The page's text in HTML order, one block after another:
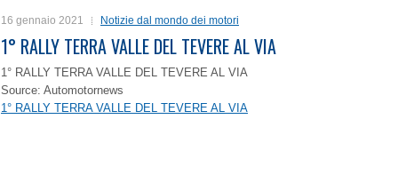
16 gennaio 2021 Notizie dal mondo dei motori
1° RALLY TERRA VALLE DEL TEVERE AL VIA
1° RALLY TERRA VALLE DEL TEVERE AL VIA
Source: Automotornews
1° RALLY TERRA VALLE DEL TEVERE AL VIA